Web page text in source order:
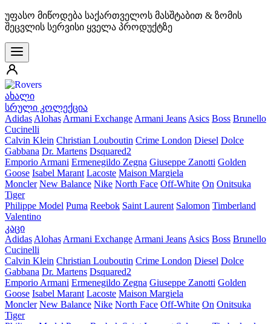
უფასო მიწოდება საქართველოს მასშტაბით & ზომის
შეცვლის სერვისი ყველა პროდუქტზე
ახალი
სრული კოლექცია
Adidas Alohas Armani Exchange Armani Jeans Asics Boss Brunello
Cucinelli
Calvin Klein Christian Louboutin Crime London Diesel Dolce
Gabbana Dr. Martens Dsquared2
Emporio Armani Ermenegildo Zegna Giuseppe Zanotti Golden
Goose Isabel Marant Lacoste Maison Margiela
Moncler New Balance Nike North Face Off-White On Onitsuka
Tiger
Philippe Model Puma Reebok Saint Laurent Salomon Timberland
Valentino
კაცი
Adidas Alohas Armani Exchange Armani Jeans Asics Boss Brunello
Cucinelli
Calvin Klein Christian Louboutin Crime London Diesel Dolce
Gabbana Dr. Martens Dsquared2
Emporio Armani Ermenegildo Zegna Giuseppe Zanotti Golden
Goose Isabel Marant Lacoste Maison Margiela
Moncler New Balance Nike North Face Off-White On Onitsuka
Tiger